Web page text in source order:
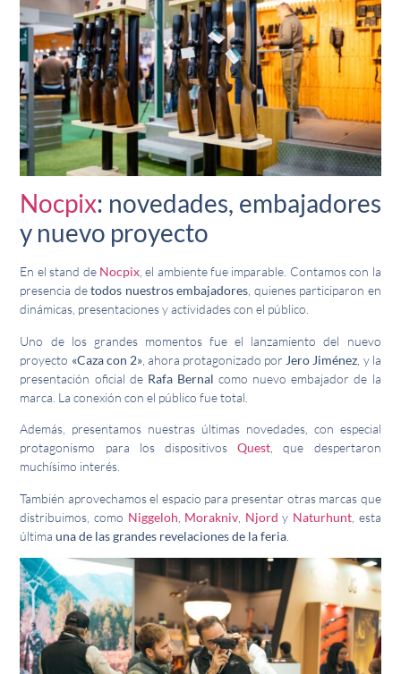
Nocpix: novedades, embajadores
y nuevo proyecto
En el stand de Nocpix, el ambiente fue imparable. Contamos con la
presencia detodos nuestros embajadores , quienes participaron en
dinámicas, presentaciones y actividades con el público.
Uno de los grandes momentos fue el lanzamiento del nuevo
proyecto «Caza con 2», ahora protagonizado por Jero Jiménez , y la
presentación oficial de Rafa Bernal como nuevo embajador de la
marca. La conexión con el público fue total.
Además, presentamos nuestras últimas novedades, con especial
protagonismo para los dispositivosQuest , que despertaron
muchísimo interés.
También aprovechamos el espacio para presentar otras marcas que
distribuimos, como Niggeloh Morakniv Njord y Naturhunt , esta
últimauna de las grandes revelaciones de la feria